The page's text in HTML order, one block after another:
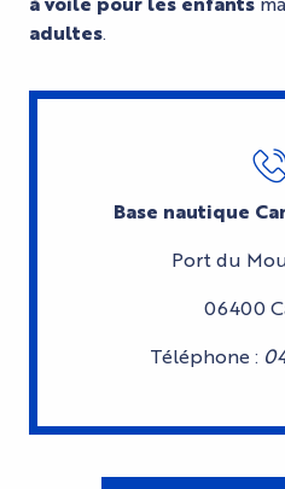
adultes.
Base nautique
Port du
06400
Téléphone :